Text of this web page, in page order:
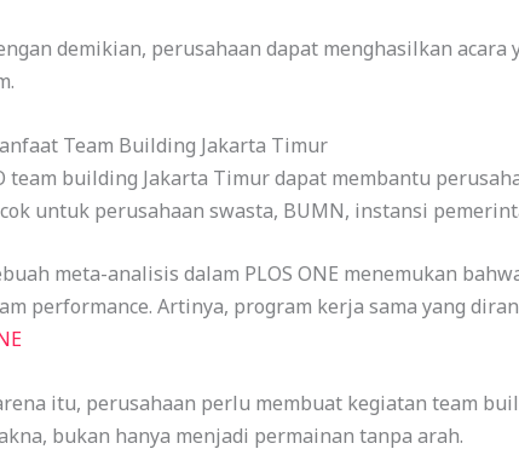
demikian, perusahaan dapat menghasilkan
Team Building Jakarta Timur
team building Jakarta Timur dapat membantu
untuk perusahaan swasta, BUMN, instansi
meta-analisis dalam PLOS ONE menemukan
performance. Artinya, program kerja sama yang
itu, perusahaan perlu membuat kegiatan team
bukan hanya menjadi permainan tanpa arah.